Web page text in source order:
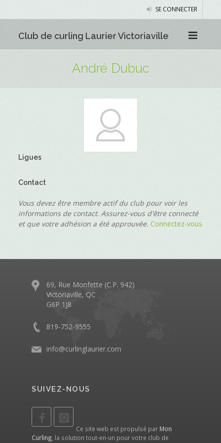
SE CONNECTER
Club de curling Laurier Victoriaville
André Dubuc
Ligues
Contact
Vous devez être membre actif du club pour voir les
informations de contact. Assurez-vous d'être connecté
et que votre adhésion a été approuvée. Connectez-vous
69, Rue Monfette (C.P. 942)
Victoriaville, QC
G6P 1J8
819-752-9555
info@curlinglaurier.com
SUIVEZ-NOUS
Ce site web est propulsé par Mon
Curling , la solution tout-en-un pour votre club de